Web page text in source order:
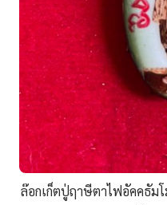
ล๊อกเก็ตปู่ฤาษีตาไฟอัคคธัม